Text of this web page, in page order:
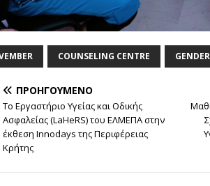
COUNSELING CENTRE
ΠΡΟΗΓΟΎΜΕΝΟ
Το Εργαστήριο Υγείας και Οδικής
Ασφαλείας (LaHeRS) του ΕΛΜΕΠΑ στην
έκθεση Innodays της Περιφέρειας
Κρήτης